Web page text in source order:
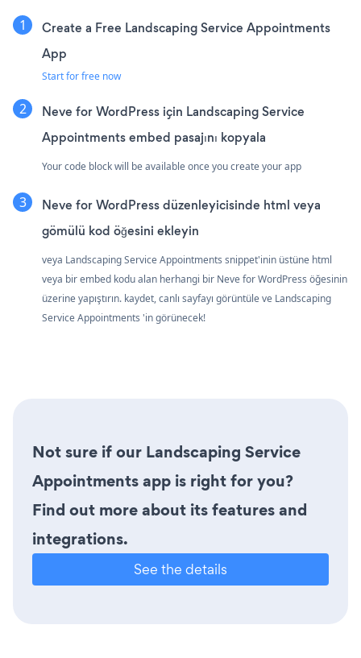
Create a Free Landscaping Service Appointments
App
Start for free now
Neve for WordPress için Landscaping Service
Appointments embed pasajını kopyala
Your code block will be available once you create your app
Neve for WordPress düzenleyicisinde html veya
gömülü kod öğesini ekleyin
veya Landscaping Service Appointments snippet'inin üstüne html
veya bir embed kodu alan herhangi bir Neve for WordPress öğesinin
üzerine yapıştırın. kaydet, canlı sayfayı görüntüle ve Landscaping
Service Appointments 'in görünecek!
Not sure if our Landscaping Service
Appointments app is right for you?
Find out more about its features and
integrations.
See the details